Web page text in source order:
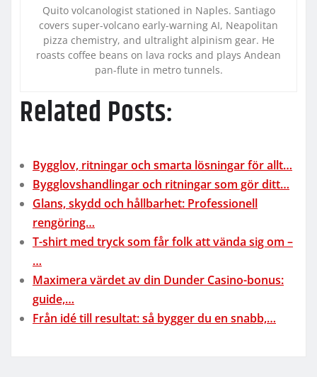
Quito volcanologist stationed in Naples. Santiago
covers super-volcano early-warning AI, Neapolitan
pizza chemistry, and ultralight alpinism gear. He
roasts coffee beans on lava rocks and plays Andean
pan-flute in metro tunnels.
Related Posts:
Bygglov, ritningar och smarta lösningar för allt…
Bygglovshandlingar och ritningar som gör ditt…
Glans, skydd och hållbarhet: Professionell
rengöring…
T-shirt med tryck som får folk att vända sig om –
…
Maximera värdet av din Dunder Casino-bonus:
guide,…
Från idé till resultat: så bygger du en snabb,…